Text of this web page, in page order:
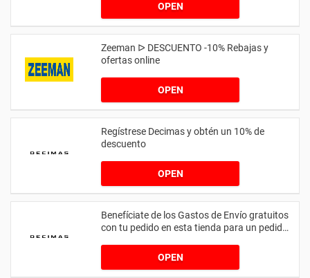
OPEN
Zeeman ᐅ DESCUENTO -10% Rebajas y
ofertas online
OPEN
Regístrese Decimas y obtén un 10% de
descuento
OPEN
Benefíciate de los Gastos de Envío gratuitos
con tu pedido en esta tienda para un pedido
OPEN